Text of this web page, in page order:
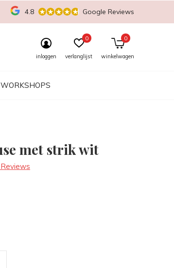
WORKSHOPS
inloggen verlanglijst
0
winkelwagen
0
4.8 Google Reviews
met strik wit